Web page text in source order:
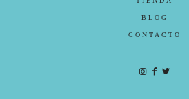
BLOG
CONTACTO